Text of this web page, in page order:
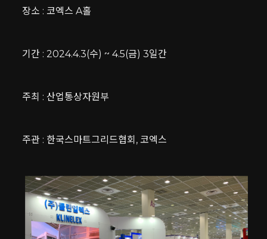
장소 : 코엑스 A홀
기간 : 2024.4.3(수) ~ 4.5(금) 3일간
주최 : 산업통상자원부
주관 : 한국스마트그리드협회, 코엑스